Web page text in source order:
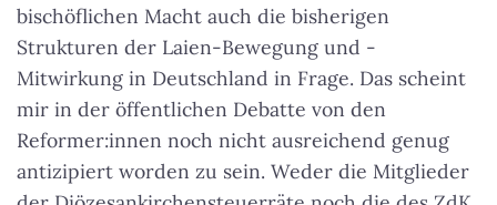
bischöflichen Macht auch die bisherigen
Strukturen der Laien-Bewegung und -
Mitwirkung in Deutschland in Frage. Das scheint
mir in der öffentlichen Debatte von den
Reformer:innen noch nicht ausreichend genug
antizipiert worden zu sein. Weder die Mitglieder